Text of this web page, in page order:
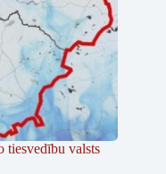
tiesvedību valsts